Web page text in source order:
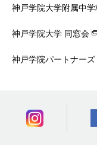
神戸学院大学附属中
神戸学院大学 同窓会
神戸学院パートナーズ